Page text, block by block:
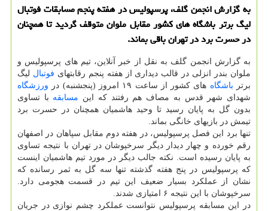
به گزارش انجمن گلف، پرسپولیس در هفته پنجم مسابقات فوتبال
لیگ برتر باشگاه های کشور مقابل ملوان متوقف گردید تا همچنان
در حسرت برد در تهران باقی بماند.
به گزارش انجمن گلف به نقل از خبر آنلاین، تیم های پرسپولیس و
ملوان بندر انزلی در قالب دیداری از هفته پنجم رقابتهای فوتبال لیگ
برتر باشگاه های کشور از ساعت ۱۹ امروز (پنجشنبه) در
ورزشگاه
شهدای شهر قدس به مصاف هم رفتند که این مسابقه با تساوی
بدون گل به پایان رسید تا وحید هاشمیان همچنان در حسرت برد
تیمش در بازیهای خانگی بماند.
تنها برد این فصل پرسپولیس، در هفته دوم مقابل سپاهان در اصفهان
رقم خورده و چهار دیدار دیگر سرخپوشان در تهران با نتیجه تساوی
به پایان رسیده است. نکته جالب دیگر در مورد تیم هاشمیان اینست
که پرسپولیس در پنج هفته گذشته تنها سه گل به ثمر رسانده که
نشان از عملکرد بسیار ضعیف این تیم در قسمت هجومی دارد.
سرخپوشان با این نتیجه ۶ امتیازی شدند.
در این مسابقه پرسپولیس نتوانست عملکرد چشم نوازی در جریان